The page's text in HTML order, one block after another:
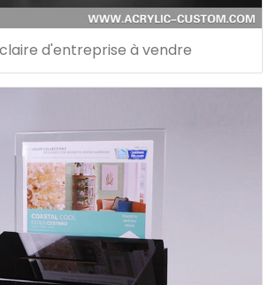
d'entreprise à vendre